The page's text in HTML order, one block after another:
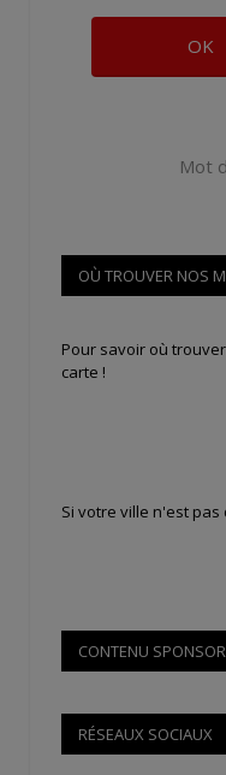
Mot
OÙ TROUVER NOS
Pour savoir où
carte !
Si votre ville n'est pas
CONTENU
RÉSEAUX SOCIAUX